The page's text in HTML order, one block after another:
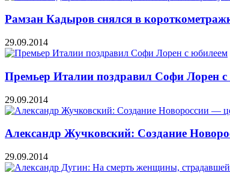
Рамзан Кадыров снялся в
29.09.2014
Премьер Италии поздравил Софи Лорен
29.09.2014
Александр Жучковский: Создание
29.09.2014